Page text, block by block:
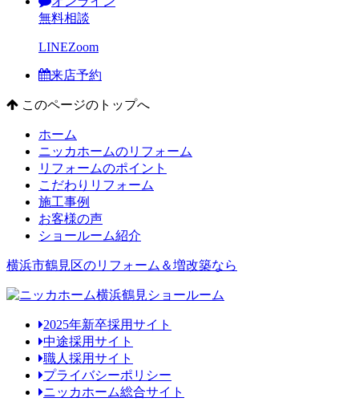
無料相談
LINEZoom
来店予約
このページのトップへ
ホーム
ニッカホームのリフォーム
リフォームのポイント
こだわりリフォーム
施工事例
お客様の声
ショールーム紹介
横浜市鶴見区のリフォーム＆増改築なら
2025年新卒採用サイト
中途採用サイト
職人採用サイト
プライバシーポリシー
ニッカホーム総合サイト